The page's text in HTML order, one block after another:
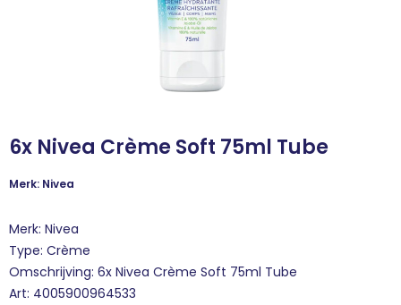
6x Nivea Crème Soft 75ml Tube
Merk: Nivea
Merk: Nivea
Type: Crème
Omschrijving: 6x Nivea Crème Soft 75ml Tube
Art: 4005900964533